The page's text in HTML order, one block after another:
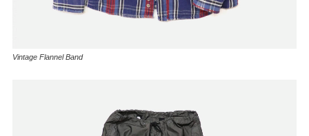
Vintage Flannel Band